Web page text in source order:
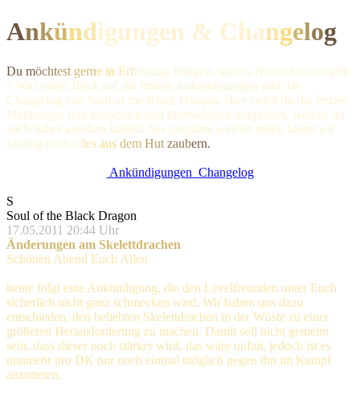
Ankündigungen & Changelog
Du möchtest gerne in Erfahrung bringen, was es Neues bei uns gibt
? Wirf einen Blick auf die letzten Ankündigungen und das
Changelog von Soul of the Black Dragon. Hier siehst du die letzten
Meldungen fein säuberlich und übersichtlich aufgelistet, welche du
auch näher ansehen kannst. Sei gespannt welche tollen Ideen wir
künftig noch alles aus dem Hut zaubern.
Ankündigungen Changelog
S
Soul of the Black Dragon
17.05.2011 20:44 Uhr
Änderungen am Skelettdrachen
Schönen Abend Euch Allen
heute folgt eine Ankündigung, die den Levelfreunden unter Euch
sicherlich nicht ganz schmecken wird. Wir haben uns dazu
entschieden, den beliebten Skelettdrachen in der Wüste zu einer
größeren Herausforderung zu machen. Damit soll nicht gemeint
sein, dass dieser noch stärker wird, das wäre unfair, jedoch ist es
nunmehr pro DK nur noch einmal möglich gegen ihn im Kampf
anzutreten.